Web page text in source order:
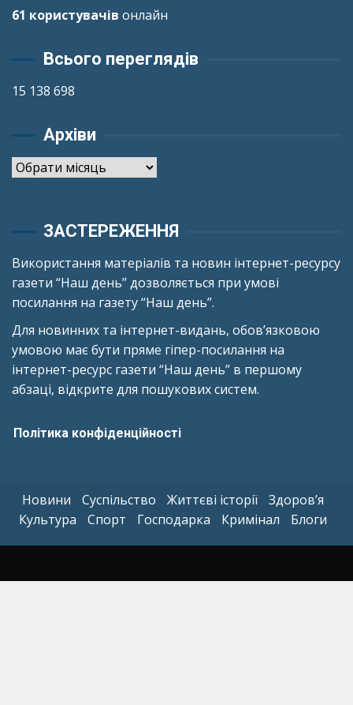
61 користувачів онлайн
Всього переглядів
15 138 698
Архіви
Архіви
ЗАСТЕРЕЖЕННЯ
Використання матеріалів та новин інтернет-ресурсу
газети “Наш день” дозволяється при умові
посилання на газету “Наш день”.
Для новинних та інтернет-видань, обов’язковою
умовою має бути пряме гіпер-посилання на
інтернет-ресурс газети “Наш день” в першому
абзаці, відкрите для пошукових систем.
Політика конфіденційності
Новини Суспільство Життєві історії
Здоров’я
Культура
Спорт Господарка Кримінал Блоги